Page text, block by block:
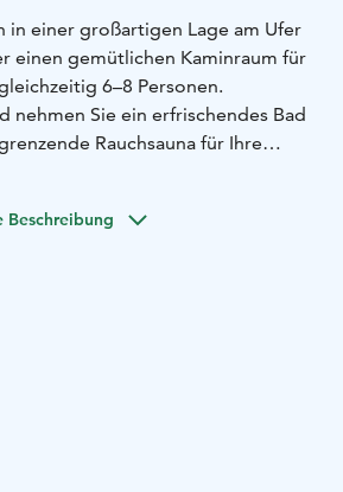
in einer großartigen Lage am Ufer
einen gemütlichen Kaminraum für
6–8 Personen.
nehmen Sie ein erfrischendes Bad
Rauchsauna für Ihre
Beschreibung